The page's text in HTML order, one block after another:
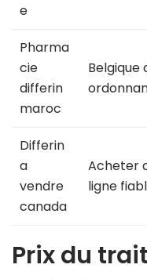
e
Pharma
cie
differin
maroc
Belgique
Differin
a
vendre
canada
Acheter
ligne
Prix du